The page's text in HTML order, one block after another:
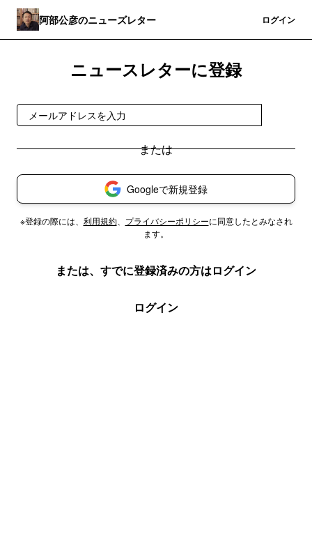
阿部公彦のニューズレター ログイン
ニュースレターに登録
Googleで新規登録
※登録の際には、 利用規約、 プライバシーポリシーに同意したとみなされ
ます。
または、すでに登録済みの方はログイン
ログイン